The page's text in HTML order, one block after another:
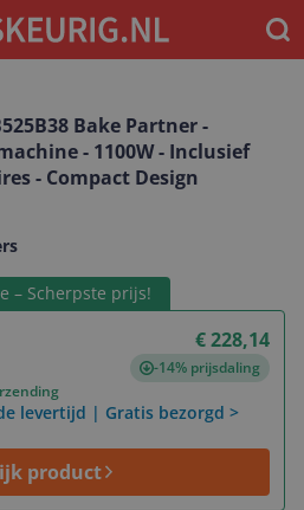
Bake Partner -
- 1100W - Inclusief
- Compact Design
– Scherpste prijs!
€ 228,14
-14% prijsdaling
levertijd | Gratis bezorgd >
product